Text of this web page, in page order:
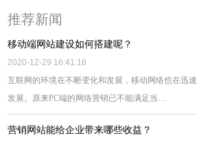
推荐新闻
移动端网站建设如何搭建呢？
2020-12-29 16:41:16
互联网的环境在不断变化和发展，移动网络也在迅速
发展。原来PC端的网络营销已不能满足当…
营销网站能给企业带来哪些收益？